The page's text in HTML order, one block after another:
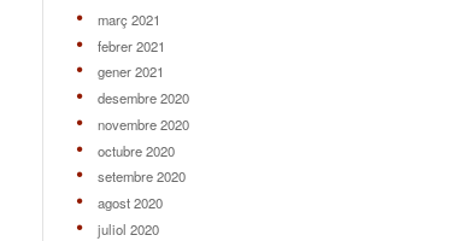
març 2021
febrer 2021
gener 2021
desembre 2020
novembre 2020
octubre 2020
setembre 2020
agost 2020
juliol 2020